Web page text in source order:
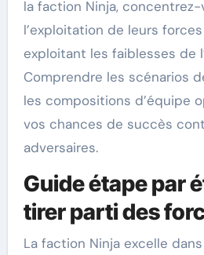
la faction Ninja,
l’exploitation de leurs
exploitant les faiblesses de
Comprendre les scénarios
les compositions d’équipe
vos chances de succès
adversaires.
Guide étape par
tirer parti des
La faction Ninja excelle